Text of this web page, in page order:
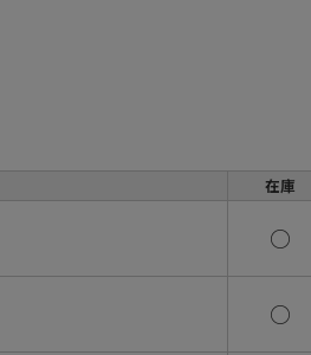
在庫
○
○